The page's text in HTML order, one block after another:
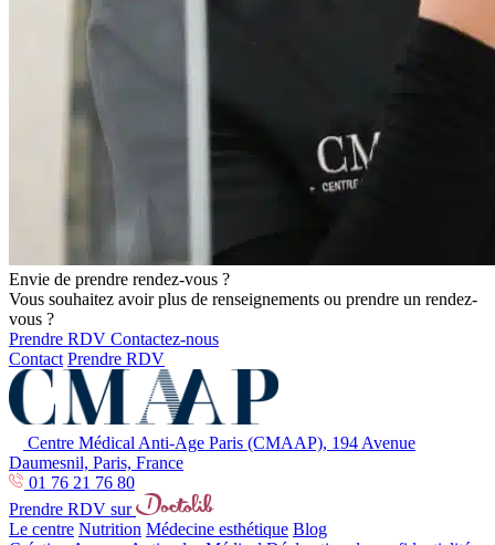
Envie de prendre rendez-vous ?
Vous souhaitez avoir plus de renseignements ou prendre un rendez-
vous ?
Prendre RDV Contactez-nous
Contact Prendre RDV
Centre Médical Anti-Age Paris (CMAAP), 194 Avenue
Daumesnil, Paris, France
01 76 21 76 80
Prendre RDV sur
Le centre Nutrition Médecine esthétique Blog